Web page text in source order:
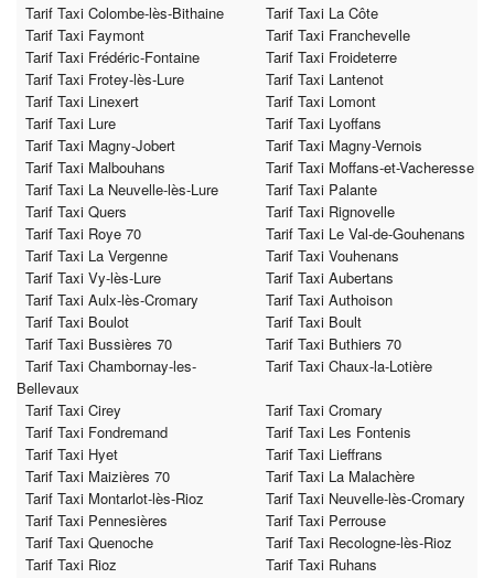
Tarif Taxi Colombe-lès-Bithaine
Tarif Taxi La Côte
Tarif Taxi Faymont
Tarif Taxi Franchevelle
Tarif Taxi Frédéric-Fontaine
Tarif Taxi Froideterre
Tarif Taxi Frotey-lès-Lure
Tarif Taxi Lantenot
Tarif Taxi Linexert
Tarif Taxi Lomont
Tarif Taxi Lure
Tarif Taxi Lyoffans
Tarif Taxi Magny-Jobert
Tarif Taxi Magny-Vernois
Tarif Taxi Malbouhans
Tarif Taxi Moffans-et-Vacheresse
Tarif Taxi La Neuvelle-lès-Lure
Tarif Taxi Palante
Tarif Taxi Quers
Tarif Taxi Rignovelle
Tarif Taxi Roye 70
Tarif Taxi Le Val-de-Gouhenans
Tarif Taxi La Vergenne
Tarif Taxi Vouhenans
Tarif Taxi Vy-lès-Lure
Tarif Taxi Aubertans
Tarif Taxi Aulx-lès-Cromary
Tarif Taxi Authoison
Tarif Taxi Boulot
Tarif Taxi Boult
Tarif Taxi Bussières 70
Tarif Taxi Buthiers 70
Tarif Taxi Chambornay-les-
Bellevaux
Tarif Taxi Chaux-la-Lotière
Tarif Taxi Cirey
Tarif Taxi Cromary
Tarif Taxi Fondremand
Tarif Taxi Les Fontenis
Tarif Taxi Hyet
Tarif Taxi Lieffrans
Tarif Taxi Maizières 70
Tarif Taxi La Malachère
Tarif Taxi Montarlot-lès-Rioz
Tarif Taxi Neuvelle-lès-Cromary
Tarif Taxi Pennesières
Tarif Taxi Perrouse
Tarif Taxi Quenoche
Tarif Taxi Recologne-lès-Rioz
Tarif Taxi Rioz
Tarif Taxi Ruhans